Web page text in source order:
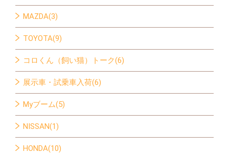
MAZDA(3)
TOYOTA(9)
コロくん（飼い猫）トーク(6)
展示車・試乗車入荷(6)
Myブーム(5)
NISSAN(1)
HONDA(10)